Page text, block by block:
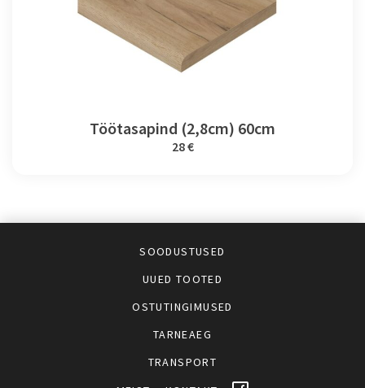
Töötasapind (2,8cm) 60cm
28 €
SOODUSTUSED
UUED TOOTED
OSTUTINGIMUSED
TARNEAEG
TRANSPORT